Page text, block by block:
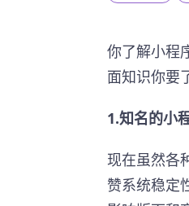
你了解小程
面知识你要
1.知名的小
现在虽然各
赞系统稳定